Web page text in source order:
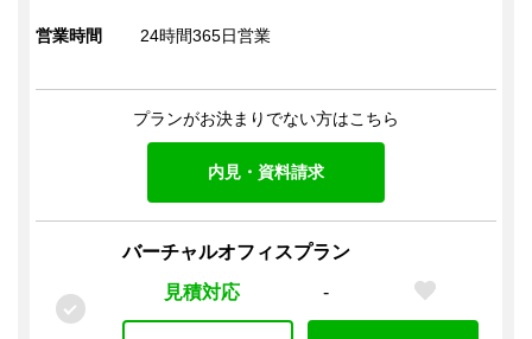
営業時間 24時間365日営業
プランがお決まりでない方はこちら
内見・資料請求
バーチャルオフィスプラン
見積対応
-